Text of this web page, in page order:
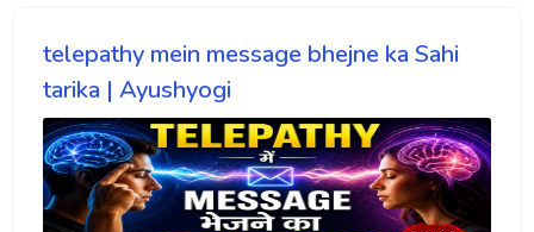
telepathy mein message bhejne ka Sahi
tarika | Ayushyogi